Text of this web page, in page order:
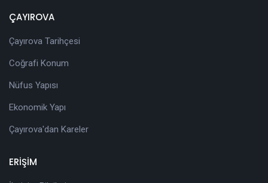
ÇAYIROVA
Çayırova Tarihçesi
Coğrafi Konum
Nüfus Yapısı
Ekonomik Yapı
Çayırova'dan Kareler
ERİŞİM